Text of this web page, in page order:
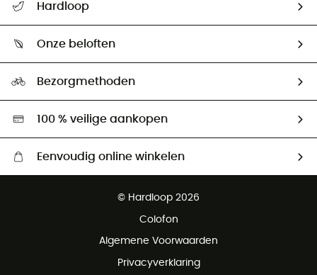
Retourzendingen & Terugbetalingen
Hardloop
Ambassadeurs
Onze beloften
Hardgreen
Bezorgmethoden
100 % veilige aankopen
Eenvoudig online winkelen
Gratis retourneren binnen 100 dagen
© Hardloop 2026
Colofon
Algemene Voorwaarden
Privacyverklaring